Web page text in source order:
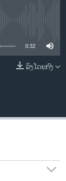
0:32
ລິງໂດຍກົງ